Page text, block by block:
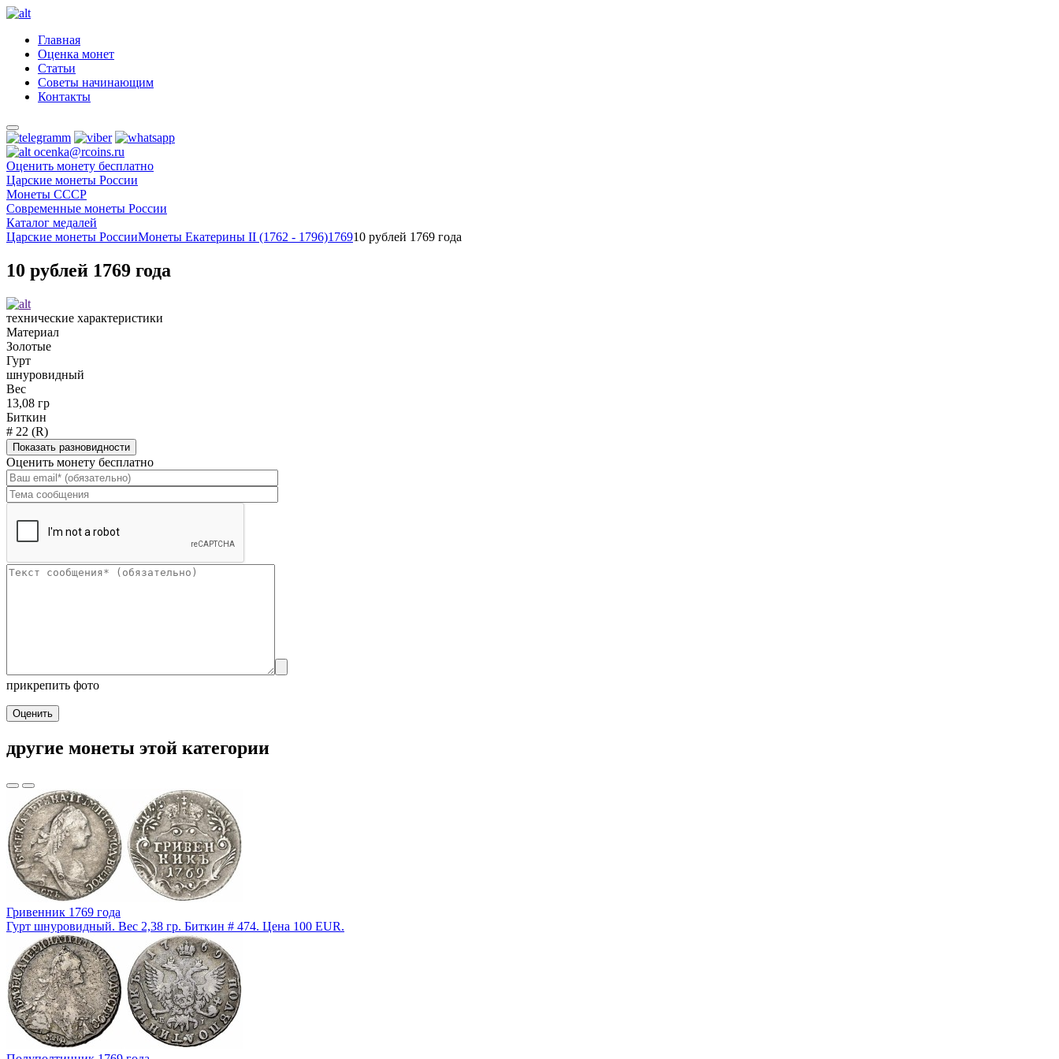
Главная
Оценка монет
Статьи
Советы начинающим
Контакты
ocenka@rcoins.ru
Оценить монету бесплатно
Царские монеты России
Монеты СССР
Современные монеты России
Каталог медалей
Царские монеты РоссииМонеты Екатерины II (1762 - 1796)176910 рублей 1769 года
10 рублей 1769 года
технические характеристики
Материал
Золотые
Гурт
шнуровидный
Вес
13,08 гр
Биткин
# 22 (R)
Показать разновидности
Оценить монету бесплатно
прикрепить фото
Оценить
другие монеты этой категории
Гривенник 1769 года
Гурт шнуровидный. Вес 2,38 гр. Биткин # 474. Цена 100 EUR.